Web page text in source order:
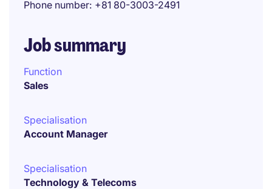
Phone number +81 80-3003-2491
Job summary
Function
Sales
Specialisation
Account Manager
Specialisation
Technology & Telecoms